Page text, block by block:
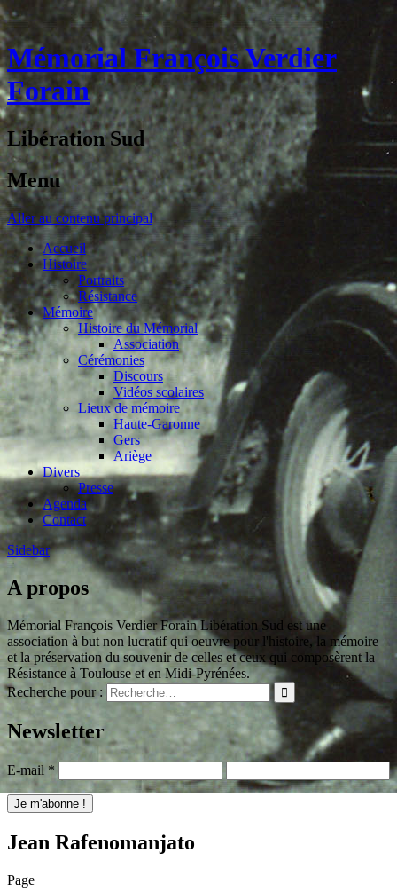
Mémorial François Verdier
Forain
Libération Sud
Menu
Aller au contenu principal
Accueil
Histoire
Portraits
Résistance
Mémoire
Histoire du Mémorial
Association
Cérémonies
Discours
Vidéos scolaires
Lieux de mémoire
Haute-Garonne
Gers
Ariège
Divers
Presse
Agenda
Contact
Sidebar
A propos
Mémorial François Verdier Forain Libération Sud est une
association à but non lucratif qui oeuvre pour l'histoire, la mémoire
et la préservation du souvenir de celles et ceux qui composèrent la
Résistance à Toulouse et en Midi-Pyrénées.
Recherche pour :
Newsletter
E-mail *
Jean Rafenomanjato
Page